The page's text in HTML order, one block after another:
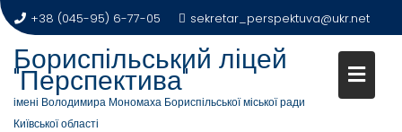
+38 (045-95) 6-77-05 sekretar_perspektuva@ukr.net
Бориспільський ліцей
"Перспектива"
імені Володимира Мономаха Бориспільської міської ради
Київської області
ВСЕУКРАЇНСЬКИЙ КОНКУРС
УЧНІВСЬКИХ РОБІТ «ПРАВА